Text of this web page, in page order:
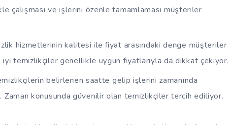
çalışması ve işlerini özenle tamamlaması müşteriler
hizmetlerinin kalitesi ile fiyat arasındaki denge müşteriler
temizlikçiler genellikle uygun fiyatlarıyla da dikkat çekiyor.
belirlenen saatte gelip işlerini zamanında
konusunda güvenilir olan temizlikçiler tercih ediliyor.